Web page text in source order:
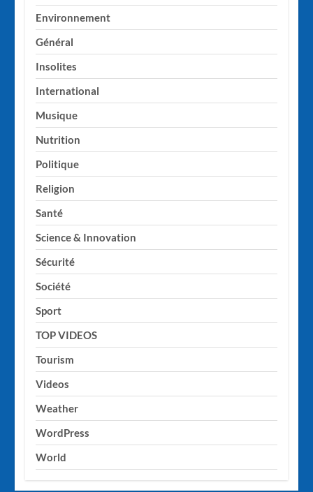
Environnement
Général
Insolites
International
Musique
Nutrition
Politique
Religion
Santé
Science & Innovation
Sécurité
Société
Sport
TOP VIDEOS
Tourism
Videos
Weather
WordPress
World